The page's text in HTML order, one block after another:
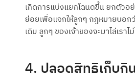
เกิดการแบ่งแยกโฉนดขึ้น ยกตัวอ
ย่อยเพื่อแจกให้ลูกๆ กฎหมายบอก
เดิม ลูกๆ ของเจ้าของจะมาไล่เราไ
4. ปลอดสิทธิเก็บกิ